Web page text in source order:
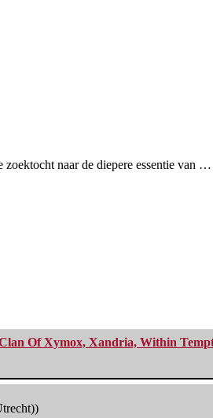
naar de diepere essentie van …
Of Xymox, Xandria, Within